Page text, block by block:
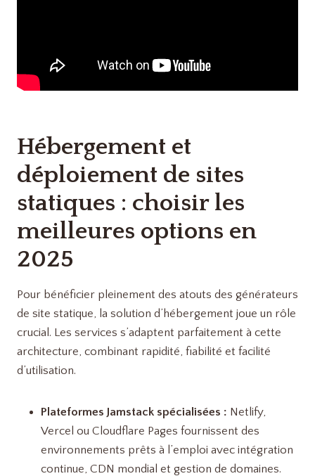
Hébergement et
déploiement de sites
statiques : choisir les
meilleures options en
2025
Pour bénéficier pleinement des atouts des générateurs
de site statique, la solution d’hébergement joue un rôle
crucial. Les services s’adaptent parfaitement à cette
architecture, combinant rapidité, fiabilité et facilité
d’utilisation.
Plateformes Jamstack spécialisées : Netlify,
Vercel ou Cloudflare Pages fournissent des
environnements prêts à l’emploi avec intégration
continue, CDN mondial et gestion de domaines.